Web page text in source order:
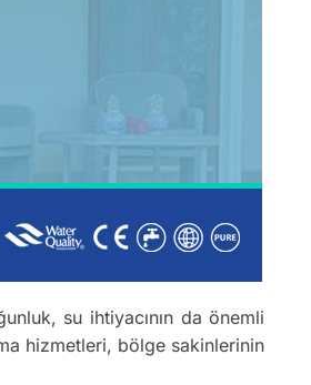
su ihtiyacının da önemli
hizmetleri, bölge sakinlerinin